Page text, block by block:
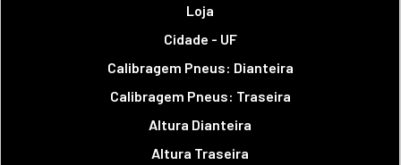
Loja
Cidade - UF
Calibragem Pneus: Dianteira
Calibragem Pneus: Traseira
Altura Dianteira
Altura Traseira